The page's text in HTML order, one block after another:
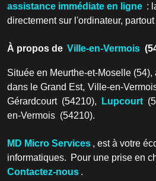
assistance immédiate en ligne :
directement sur l'ordinateur,
À propos de Ville-en-Vermois
Située en Meurthe-et-Moselle
dans le Grand Est, Ville-en-
Gérardcourt (54210),
Lupcourt
en-Vermois (54210).
MD Micro Services , est à votre
informatiques. Pour une prise en
Contactez-nous .